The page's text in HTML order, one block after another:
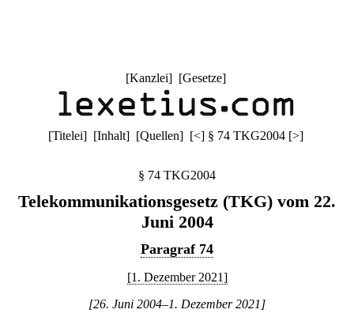
[Kanzlei] [Gesetze]
[Titelei] [Inhalt] [Quellen] [<] § 74 TKG2004 [>]
§ 74 TKG2004
Telekommunikationsgesetz (TKG) vom 22.
Juni 2004
Paragraf 74
[1. Dezember 2021]
[26. Juni 2004–1. Dezember 2021]